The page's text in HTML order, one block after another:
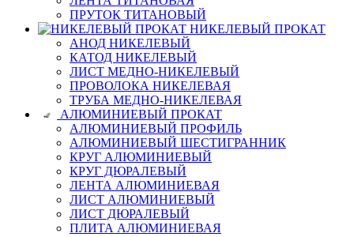
ПРУТОК ТИТАНОВЫЙ
НИКЕЛЕВЫЙ ПРОКАТ
АНОД НИКЕЛЕВЫЙ
КАТОД НИКЕЛЕВЫЙ
ЛИСТ МЕДНО-НИКЕЛЕВЫЙ
ПРОВОЛОКА НИКЕЛЕВАЯ
ТРУБА МЕДНО-НИКЕЛЕВАЯ
АЛЮМИНИЕВЫЙ ПРОКАТ
АЛЮМИНИЕВЫЙ ПРОФИЛЬ
АЛЮМИНИЕВЫЙ ШЕСТИГРАННИК
КРУГ АЛЮМИНИЕВЫЙ
КРУГ ДЮРАЛЕВЫЙ
ЛЕНТА АЛЮМИНИЕВАЯ
ЛИСТ АЛЮМИНИЕВЫЙ
ЛИСТ ДЮРАЛЕВЫЙ
ПЛИТА АЛЮМИНИЕВАЯ